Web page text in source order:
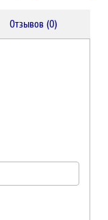
Отзывов (0)